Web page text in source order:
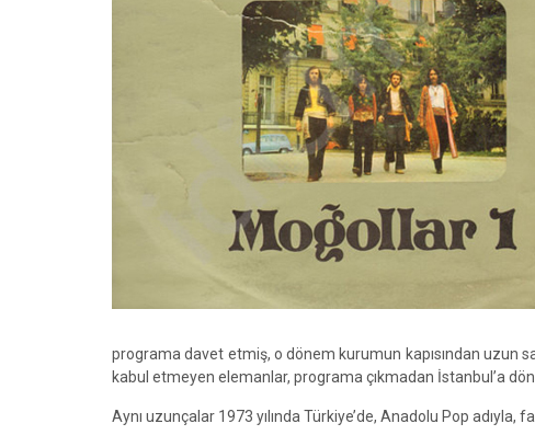
programa davet etmiş, o dönem kurumun kapısından uzun
kabul etmeyen elemanlar, programa çıkmadan İstanbul’a
Aynı uzunçalar 1973 yılında Türkiye’de, Anadolu Pop adıyla,